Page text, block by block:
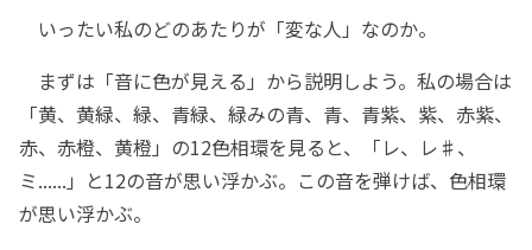
いったい私のどのあたりが「変な人」なのか。
まずは「音に色が見える」から説明しよう。私の場合は
「黄、黄緑、緑、青緑、緑みの青、青、青紫、紫、赤紫、
赤、赤橙、黄橙」の12色相環を見ると、「レ、レ♯、
ミ......」と12の音が思い浮かぶ。この音を弾けば、色相環
が思い浮かぶ。